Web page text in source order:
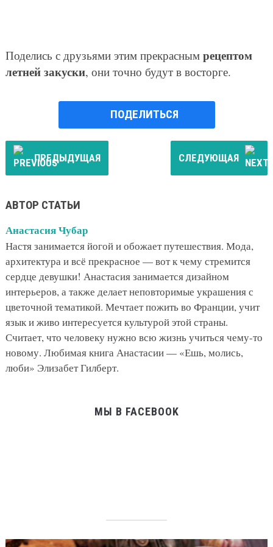
Поделись с друзьями этим прекрасным рецептом
летней закуски, они точно будут в восторге.
ПОДЕЛИТЬСЯ
ПРЕДЫДУЩАЯ СЛЕДУЮЩАЯ
АВТОР СТАТЬИ
Анастасия Чубар
Настя занимается йогой и обожает путешествия. Мода,
архитектура и всё прекрасное — вот к чему стремится
сердце девушки! Анастасия занимается дизайном
интерьеров, а также делает неповторимые украшения с
цветочной тематикой. Мечтает пожить во Франции, учит
язык и живо интересуется культурой этой страны.
Считает, что человеку нужно всю жизнь учиться чему-то
новому. Любимая книга Анастасии — «Ешь, молись,
люби» Элизабет Гилберт.
МЫ В FACEBOOK